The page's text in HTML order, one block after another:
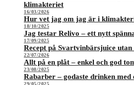
klimakteriet
16/03/2026
Hur vet jag om jag är i
18/10/2025
Jag testar Relivo – ett nytt
17/09/2025
Recept på Svartvinbärsjuice utan
22/07/2026
Allt på en plåt – enkel och god
23/08/2025
Rabarber – godaste drinken
29/05/2025